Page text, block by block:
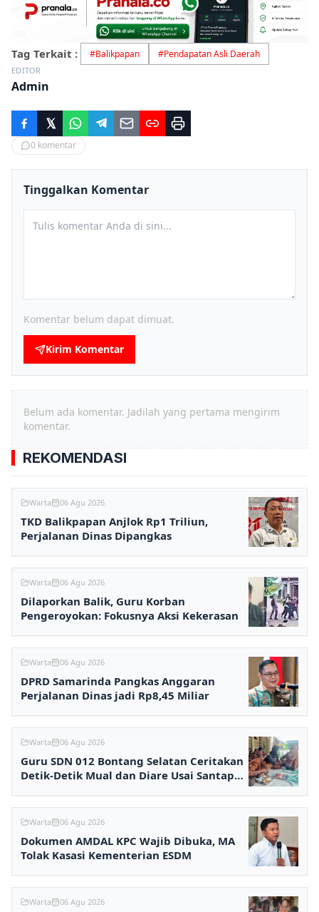
Tag Terkait : #Balikpapan #Pendapatan Asli Daerah
EDITOR
Admin
0 komentar
Tinggalkan Komentar
Komentar belum dapat dimuat.
Kirim Komentar
Belum ada komentar. Jadilah yang pertama mengirim
komentar.
REKOMENDASI
Warta 06 Agu 2026
TKD Balikpapan Anjlok Rp1 Triliun,
Perjalanan Dinas Dipangkas
Warta 06 Agu 2026
Dilaporkan Balik, Guru Korban
Pengeroyokan: Fokusnya Aksi Kekerasan
Warta 06 Agu 2026
DPRD Samarinda Pangkas Anggaran
Perjalanan Dinas jadi Rp8,45 Miliar
Warta 06 Agu 2026
Guru SDN 012 Bontang Selatan Ceritakan
Detik-Detik Mual dan Diare Usai Santap
Warta 06 Agu 2026
Dokumen AMDAL KPC Wajib Dibuka, MA
Tolak Kasasi Kementerian ESDM
Warta 06 Agu 2026